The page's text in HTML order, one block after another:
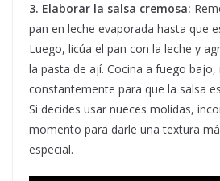
3. Elaborar la salsa cremosa:
pan en leche evaporada hasta que
Luego, licúa el pan con la leche y
la pasta de ají. Cocina a fuego
constantemente para que la salsa
Si decides usar nueces molidas,
momento para darle una textura
especial.